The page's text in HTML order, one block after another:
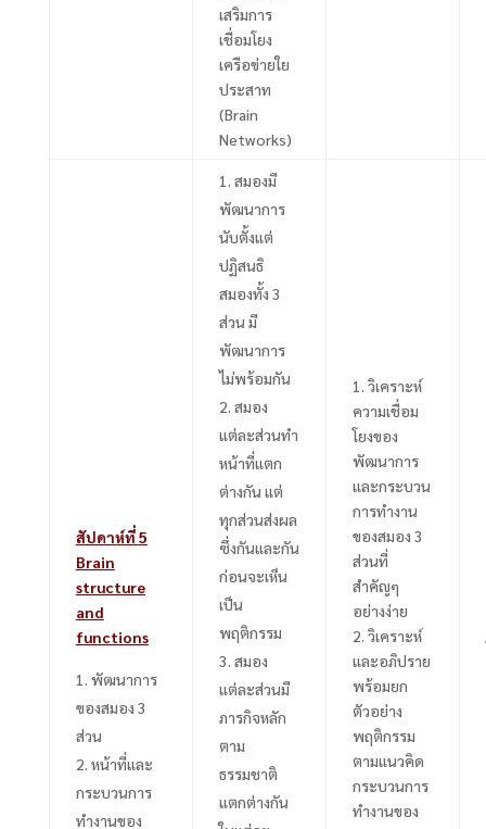
เสริมการ
เชื่อมโยง
เครือข่ายใย
ประสาท
(Brain
Networks)
สัปดาห์ที่5
Brain
structure
and
functions
พัฒนาการ
ของสมอง 3
ส่วน
หน้าที่และ
กระบวนการ
ทำงานของ
สมองมี
พัฒนาการ
นับตั้งแต่
ปฏิสนธิ
สมองทั้ง 3
ส่วน มี
พัฒนาการ
ไม่พร้อมกัน
สมอง
แต่ละส่วนทำ
หน้าที่แตก
ต่างกัน แต่
ทุกส่วนส่งผล
ซึ่งกันและกัน
ก่อนจะเห็น
เป็น
พฤติกรรม
สมอง
แต่ละส่วนมี
ภารกิจหลัก
ตาม
ธรรมชาติ
แตกต่างกัน
1. วิเคราะห์
ความเชื่อม
โยงของ
พัฒนาการ
และกระบวน
การทำงาน
ของสมอง 3
ส่วนที่
สำคัญๆ
อย่างง่าย
2. วิเคราะห์
และอภิปราย
พร้อมยก
ตัวอย่าง
พฤติกรรม
ตามแนวคิด
กระบวนการ
ทำงานของ